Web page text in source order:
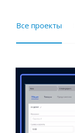
Все проекты